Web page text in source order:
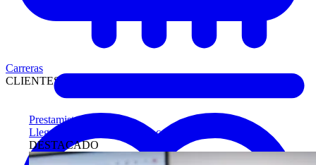
Prestamistas
Llegue antes a compradores calificados
DESTACADO
Carreras
CLIENTES